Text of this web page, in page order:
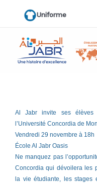
Uniforme
Al Jabr invite ses élèves
l’Université Concordia de
Vendredi 29 novembre à 18h
École Al Jabr Oasis
Ne manquez pas
Concordia qui dévoilera les
la vie étudiante, les